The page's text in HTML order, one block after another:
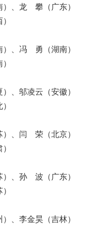
、龙 攀（广东）
、冯 勇（湖南）
、邬凌云（安徽）
、闫 荣（北京）
）、孙 波（广东）
、李金昊（吉林）